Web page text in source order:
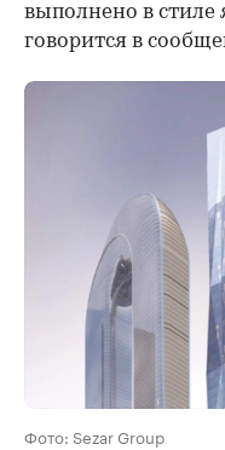
выполнено в стиле
говорится в
Фото: Sezar Group